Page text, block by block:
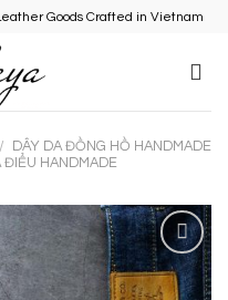
Goods Crafted in Vietnam
/
DÂY DA ĐỒNG HỒ HANDMADE
ĐIỂU HANDMADE